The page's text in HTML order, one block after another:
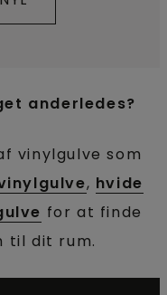
anderledes?
vinylgulve som
, hvide
for at finde
til dit rum.